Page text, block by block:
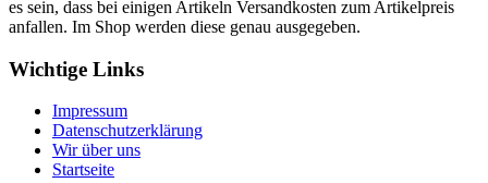
es sein, dass bei einigen Artikeln Versandkosten zum Artikelpreis
anfallen. Im Shop werden diese genau ausgegeben.
Wichtige Links
Impressum
Datenschutzerklärung
Wir über uns
Startseite